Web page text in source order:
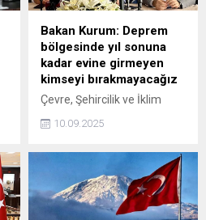
alması gerekiyor” diye
konuştu.
Bakan Kurum: Deprem
bölgesinde yıl sonuna
kadar evine girmeyen
kimseyi bırakmayacağız
Çevre, Şehircilik ve İklim
Kurum, “Şu anda; saatte 23,
tecrübeye, birikime ve azme
sahip, Türkiye’den başka bir
ülkeden söz dahi edilemez.
Bu gayret, bu başarı, her
10.09.2025